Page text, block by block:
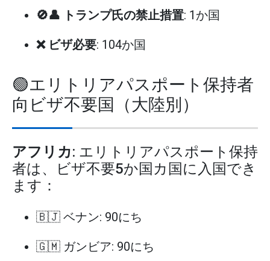
🚫👤 トランプ氏の禁止措置: 1か国
❌ ビザ必要: 104か国
🟢エリトリアパスポート保持者
向ビザ不要国（大陸別）
アフリカ: エリトリアパスポート保持
者は、ビザ不要5か国カ国に入国でき
ます：
🇧🇯 ベナン: 90にち
🇬🇲 ガンビア: 90にち